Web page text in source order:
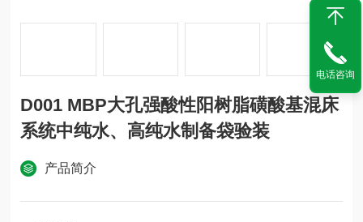
D001 MBP大孔强酸性阳树脂磺酸基混床
系统中纯水、高纯水制备袋验装
产品简介
电话咨询